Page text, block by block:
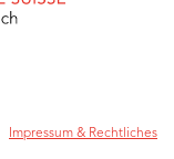
Impressum & Rechtliches